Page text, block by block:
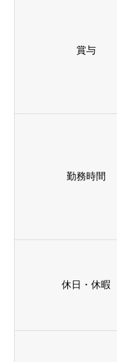
賞与
勤務時間
休日・休暇